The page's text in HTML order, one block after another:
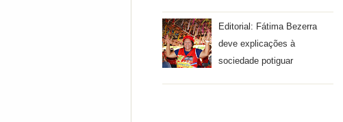
Editorial: Fátima Bezerra
deve explicações à
sociedade potiguar